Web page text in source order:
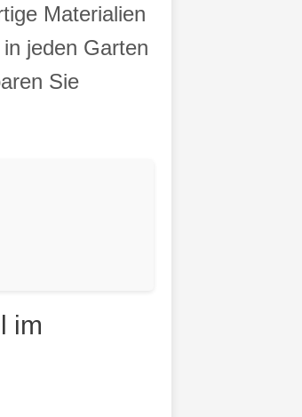
Materialien
jeden Garten
Sie
im